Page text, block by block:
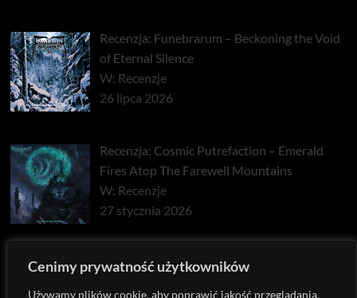
Cenimy prywatność użytkowników
Używamy plików cookie, aby poprawić jakość przeglądania,
Recenzja: Funebrarum – Beckoning the Void
of Eternal Silence
W: Recenzje
26 lipca 2026
Recenzja: Cosmic Putrefaction – Emerald
Fires Atop The Farewell Mountains
W: Recenzje
27 stycznia 2026
Recenzja: Pyrrhon – Exhaust